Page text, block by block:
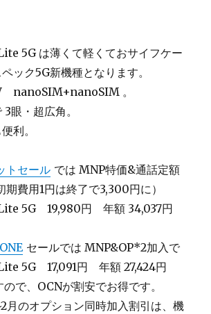
5G は薄くて軽くておサイフケー
ック5G新機種となります。
nanoSIM+nanoSIM 。
眼・超広角。
利。
トセール では MNP特価&通話定額
期費用1円は終了で3,300円に）
5G 19,980円 年額 34,037円
セールでは MNP&OP*2加入で
5G 17,091円 年額 27,424円
で、OCNが割安でお得です。
月のオプション同時加入割引は、機